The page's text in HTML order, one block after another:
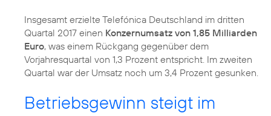
Insgesamt erzielte Telefónica Deutschland im dritten
Quartal 2017 einen Konzernumsatz von 1,85 Milliarden
Euro, was einem Rückgang gegenüber dem
Vorjahresquartal von 1,3 Prozent entspricht. Im zweiten
Quartal war der Umsatz noch um 3,4 Prozent gesunken.
Betriebsgewinn steigt im